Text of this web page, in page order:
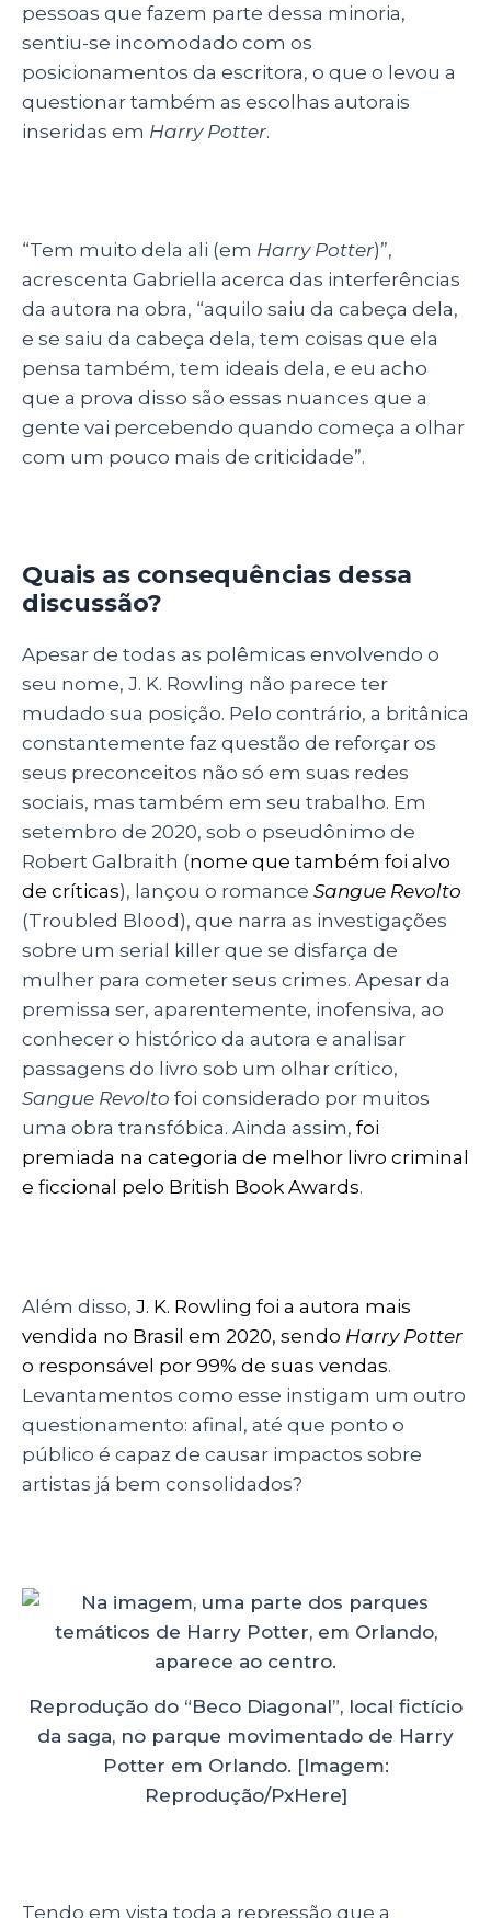
pessoas que fazem parte dessa minoria,
sentiu-se incomodado com os
posicionamentos da escritora, o que o levou a
questionar também as escolhas autorais
inseridas em Harry Potter.
“Tem muito dela ali (em Harry Potter)”,
acrescenta Gabriella acerca das interferências
da autora na obra, “aquilo saiu da cabeça dela,
e se saiu da cabeça dela, tem coisas que ela
pensa também, tem ideais dela, e eu acho
que a prova disso são essas nuances que a
gente vai percebendo quando começa a olhar
com um pouco mais de criticidade”.
Quais as consequências dessa
discussão?
Apesar de todas as polêmicas envolvendo o
seu nome, J. K. Rowling não parece ter
mudado sua posição. Pelo contrário, a britânica
constantemente faz questão de reforçar os
seus preconceitos não só em suas redes
sociais, mas também em seu trabalho. Em
setembro de 2020, sob o pseudônimo de
Robert Galbraith (nome que também foi alvo
de críticas), lançou o romance Sangue Revolto
(Troubled Blood), que narra as investigações
sobre um serial killer que se disfarça de
mulher para cometer seus crimes. Apesar da
premissa ser, aparentemente, inofensiva, ao
conhecer o histórico da autora e analisar
passagens do livro sob um olhar crítico,
Sangue Revolto foi considerado por muitos
uma obra transfóbica. Ainda assim, foi
premiada na categoria de melhor livro criminal
e ficcional pelo British Book Awards.
Além disso, J. K. Rowling foi a autora mais
vendida no Brasil em 2020, sendo Harry Potter
o responsável por 99% de suas vendas.
Levantamentos como esse instigam um outro
questionamento: afinal, até que ponto o
público é capaz de causar impactos sobre
artistas já bem consolidados?
Reprodução do “Beco Diagonal”, local fictício
da saga, no parque movimentado de Harry
Potter em Orlando. [Imagem:
Reprodução/PxHere]
Tendo em vista toda a repressão que a